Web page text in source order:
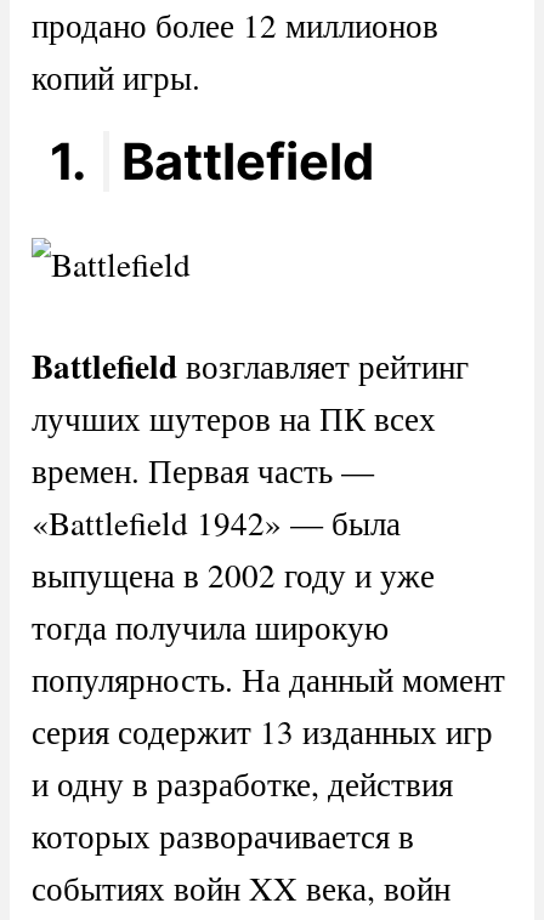
продано более 12 миллионов
копий игры.
1. Battlefield
Battlefieldвозглавляет рейтинг
лучших шутеров на ПК всех
времен. Первая часть —
«Battlefield 1942» — была
выпущена в 2002 году и уже
тогда получила широкую
популярность. На данный момент
серия содержит 13 изданных игр
и одну в разработке, действия
которых разворачивается в
событиях войн XX века, войн